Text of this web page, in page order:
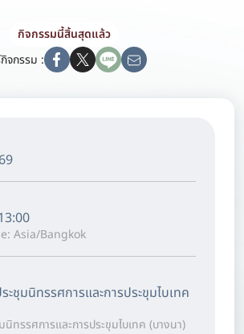
กิจกรรมนี้สิ้นสุดแล้ว
จกรรม :
Asia/Bangkok
ชุมนิทรรศการและการประขุมไบเทค
ทรรศการและการประขุมไบเทค (บางนา)